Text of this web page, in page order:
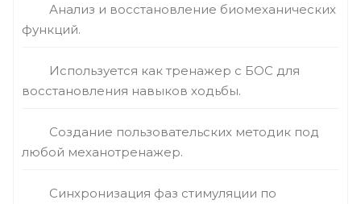
Анализ и восстановление биомеханических
функций.
Используется как тренажер с БОС для
восстановления навыков ходьбы.
Создание пользовательских методик под
любой механотренажер.
Синхронизация фаз стимуляции по